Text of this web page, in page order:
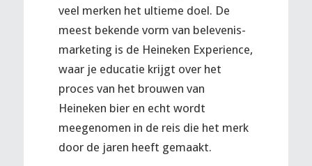
veel merken het ultieme doel. De
meest bekende vorm van belevenis-
marketing is de Heineken Experience,
waar je educatie krijgt over het
proces van het brouwen van
Heineken bier en echt wordt
meegenomen in de reis die het merk
door de jaren heeft gemaakt.